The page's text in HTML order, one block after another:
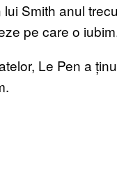
Smith anul
pe care o
Le Pen a